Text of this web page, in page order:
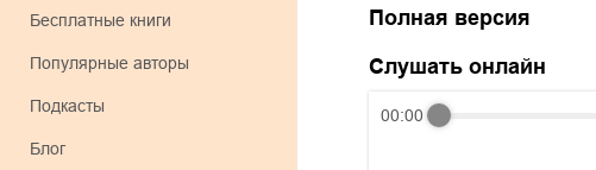
Бесплатные книги
Популярные авторы
Подкасты
Блог
Полная версия
Слушать онлайн
00:00